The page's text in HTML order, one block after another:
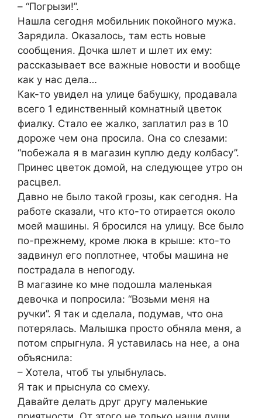
– “Погрызи!”.
Нашла сегодня мобильник покойного мужа.
Зарядила. Оказалось, там есть новые
сообщения. Дочка шлет и шлет их ему:
рассказывает все важные новости и вообще
как у нас дела…
Как-то увидел на улице бабушку, продавала
всего 1 единственный комнатный цветок
фиалку. Стало ее жалко, заплатил раз в 10
дороже чем она просила. Она со слезами:
“побежала я в магазин куплю деду колбасу”.
Принес цветок домой, на следующее утро он
расцвел.
Давно не было такой грозы, как сегодня. На
работе сказали, что кто-то отирается около
моей машины. Я бросился на улицу. Все было
по-прежнему, кроме люка в крыше: кто-то
задвинул его поплотнее, чтобы машина не
пострадала в непогоду.
В магазине ко мне подошла маленькая
девочка и попросила: “Возьми меня на
ручки”. Я так и сделала, подумав, что она
потерялась. Малышка просто обняла меня, а
потом спрыгнула. Я уставилась на нее, а она
объяснила:
– Хотела, чтоб ты улыбнулась.
Я так и прыснула со смеху.
Давайте делать друг другу маленькие